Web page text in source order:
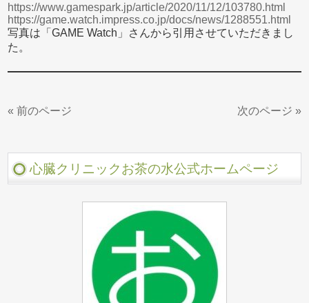
https://www.gamespark.jp/article/2020/11/12/103780.html
https://game.watch.impress.co.jp/docs/news/1288551.html
写真は「GAME Watch」さんから引用させていただきまし
た。
« 前のページ 次のページ »
心臓クリニックお茶の水公式ホームページ